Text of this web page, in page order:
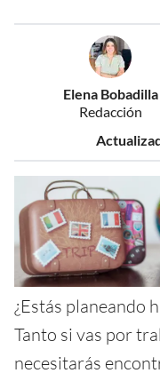
Elena Bobadilla
Redacción
¿Estás planeando
Tanto si vas por
necesitarás